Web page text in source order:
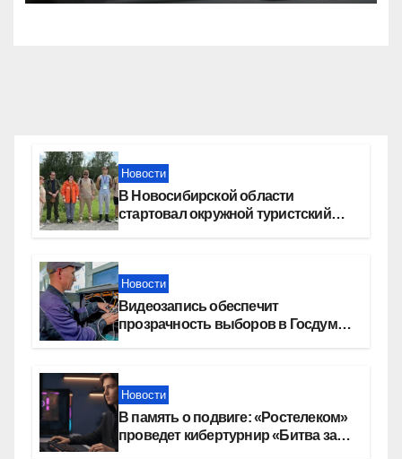
Новости
В Новосибирской области
стартовал окружной туристский
Новости
Видеозапись обеспечит
прозрачность выборов в Госдуму
Новости
В память о подвиге: «Ростелеком»
проведет кибертурнир «Битва за